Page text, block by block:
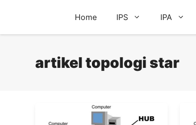
Home IPS IPA
artikel topologi star